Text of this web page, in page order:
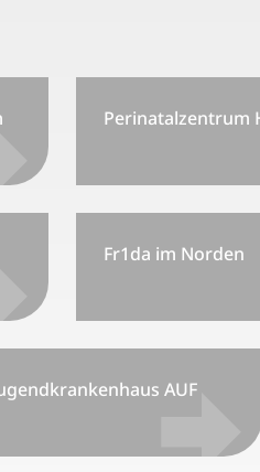
Perinatalzentrum
Fr1da im Norden
AUF